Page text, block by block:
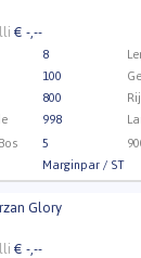
€ -,--
8
100
800
998
5
Marginpar / ST
Klik hier om in
Glory
€ -,--
Klik hier om in